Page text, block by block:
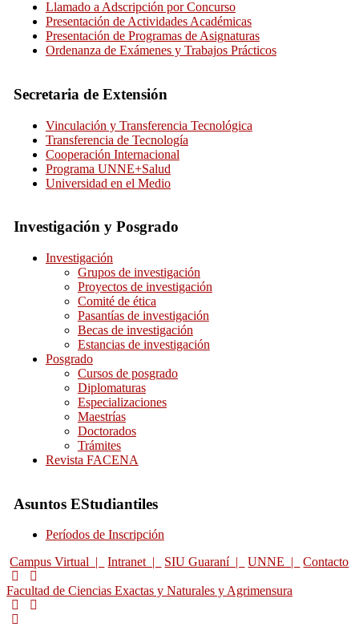
Llamado a Adscripción por Concurso
Presentación de Actividades Académicas
Presentación de Programas de Asignaturas
Ordenanza de Exámenes y Trabajos Prácticos
Secretaria de Extensión
Vinculación y Transferencia Tecnológica
Transferencia de Tecnología
Cooperación Internacional
Programa UNNE+Salud
Universidad en el Medio
Investigación y Posgrado
Investigación
Grupos de investigación
Proyectos de investigación
Comité de ética
Pasantías de investigación
Becas de investigación
Estancias de investigación
Posgrado
Cursos de posgrado
Diplomaturas
Especializaciones
Maestrías
Doctorados
Trámites
Revista FACENA
Asuntos EStudiantiles
Períodos de Inscripción
Campus Virtual |
Intranet | SIU Guaraní | UNNE | Contacto
Facultad de Ciencias Exactas y Naturales y Agrimensura